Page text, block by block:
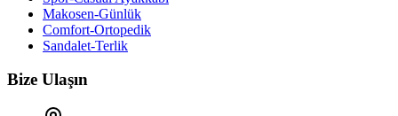
Makosen-Günlük
Comfort-Ortopedik
Sandalet-Terlik
Bize Ulaşın